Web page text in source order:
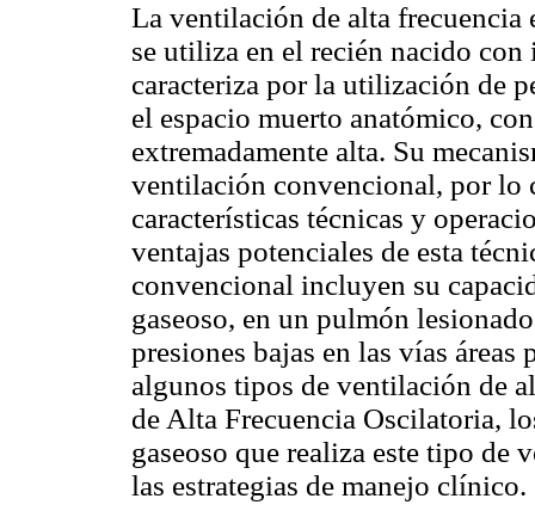
La ventilación de alta frecuencia
se utiliza en el recién nacido
caracteriza por la utilización de
el espacio muerto anatómico,
extremadamente alta. Su
ventilación convencional, por lo
características técnicas y
ventajas potenciales de esta
convencional incluyen su
gaseoso, en un pulmón
presiones bajas en las vías
algunos tipos de ventilación de
de Alta Frecuencia Oscilatoria,
gaseoso que realiza este tipo
las estrategias de manejo clínico.